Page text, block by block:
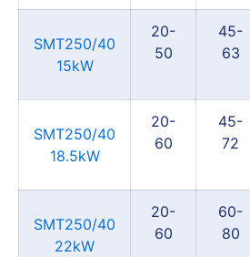
SMT250/40
15kW
20-
50
45-
63
SMT250/40
18.5kW
20-
60
45-
72
SMT250/40
22kW
20-
60
60-
80